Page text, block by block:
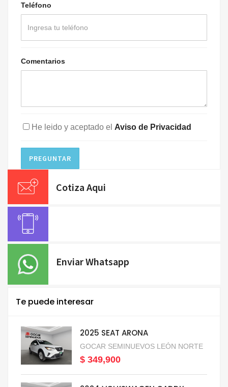
Teléfono
Comentarios
He leido y aceptado el Aviso de Privacidad
PREGUNTAR
Cotiza Aqui
Enviar Whatsapp
Te puede interesar
2025 SEAT ARONA
GOCAR SEMINUEVOS LEÓN NORTE
$ 349,900